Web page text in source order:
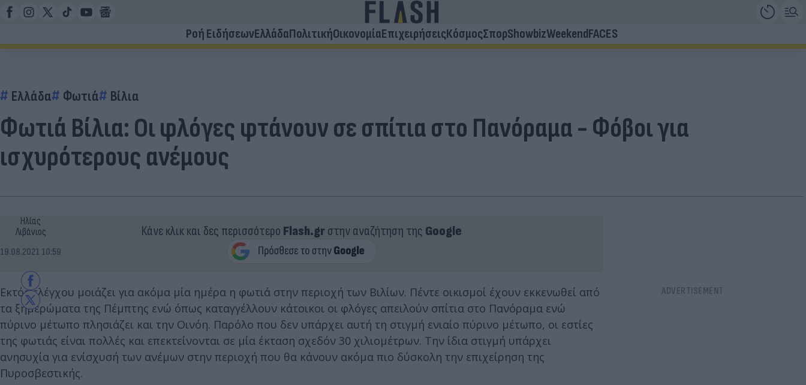
Ροή ΕιδήσεωνΕλλάδαΠολιτικήΟικονομίαΕπιχειρήσειςΚόσμοςΣπορShowbizWeekendFACES
Ελλάδα Φωτιά Βίλια
Φωτιά Βίλια: Οι φλόγες φτάνουν σε σπίτια στο Πανόραμα - Φόβοι για
ισχυρότερους ανέμους
Ηλίας
Λιβάνιος
19.08.2021 10:59
Κάνε κλικ και δες περισσότερο Flash.grστην αναζήτηση της Google
Εκτός ελέγχου μοιάζει για ακόμα μία ημέρα η φωτιά στην περιοχή των Βιλίων. Πέντε οικισμοί έχουν εκκενωθεί από
τα ξημερώματα της Πέμπτης ενώ όπως καταγγέλλουν κάτοικοι οι φλόγες απειλούν σπίτια στο Πανόραμα ενώ
πύρινο μέτωπο πλησιάζει και την Οινόη. Παρόλο που δεν υπάρχει αυτή τη στιγμή ενιαίο πύρινο μέτωπο, οι εστίες
της φωτιάς είναι πολλές και επεκτείνονται σε μία έκταση σχεδόν 30 χιλιομέτρων. Την ίδια στιγμή υπάρχει
ανησυχία για ενίσχυσή των ανέμων στην περιοχή που θα κάνουν ακόμα πιο δύσκολη την επιχείρηση της
Πυροσβεστικής.